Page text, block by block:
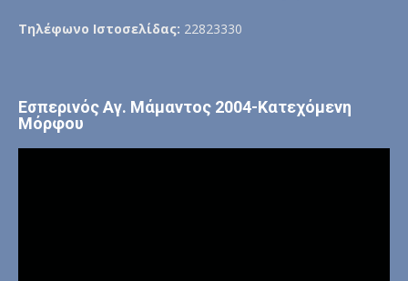
Τηλέφωνο Ιστοσελίδας: 22823330
Εσπερινός Αγ. Μάμαντος 2004-Κατεχόμενη
Μόρφου